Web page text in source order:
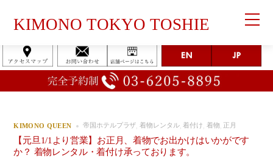
KIMONO TOKYO TOSHIE
KIMONO QUEEN 帝国ホテルプラザ, 着物レンタル, 着付け, 着物, 正月
【元旦1/1より営業】お正月、着物でお出かけはいかがです
か？ 着物レンタル・着付け承っております。